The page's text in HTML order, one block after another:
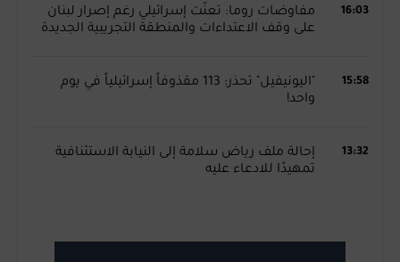
16:03
مفاوضات روما: تعنّت إسرائيلي رغم إصرار لبنان
على وقف الاعتداءات والمنطقة التجريبية الجديدة
15:58
"اليونيفيل" تحذر: 113 مقذوفاً إسرائيلياً في يوم
واحد!
13:32
إحالة ملف رياض سلامة إلى النيابة الاستئنافية
تمهيدًا للادعاء عليه